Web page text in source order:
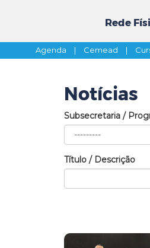
Rede
Agenda | Cemead |
Notícias
Subsecretaria /
Título / Descrição